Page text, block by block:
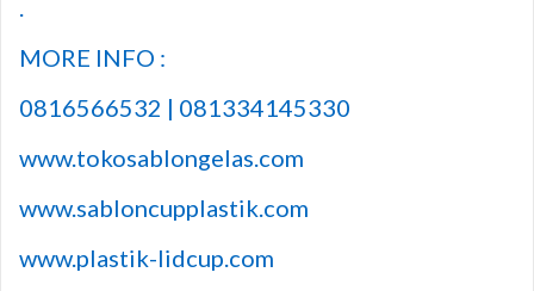
.
MORE INFO :
0816566532 | 081334145330
www.tokosablongelas.com
www.sabloncupplastik.com
www.plastik-lidcup.com